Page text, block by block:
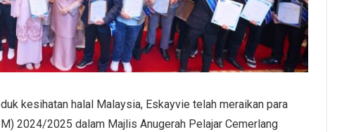
kesihatan halal Malaysia, Eskayvie telah meraikan para
2024/2025 dalam Majlis Anugerah Pelajar Cemerlang